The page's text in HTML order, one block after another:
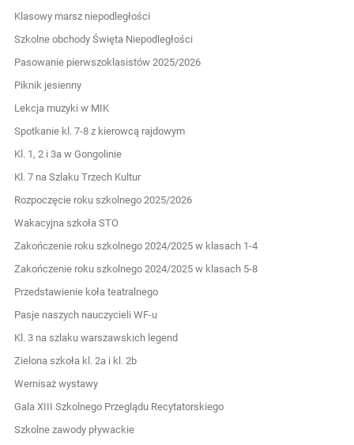
Klasowy marsz niepodległości
Szkolne obchody Święta Niepodległości
Pasowanie pierwszoklasistów 2025/2026
Piknik jesienny
Lekcja muzyki w MIK
Spotkanie kl. 7-8 z kierowcą rajdowym
Kl. 1, 2 i 3a w Gongolinie
Kl. 7 na Szlaku Trzech Kultur
Rozpoczęcie roku szkolnego 2025/2026
Wakacyjna szkoła STO
Zakończenie roku szkolnego 2024/2025 w klasach 1-4
Zakończenie roku szkolnego 2024/2025 w klasach 5-8
Przedstawienie koła teatralnego
Pasje naszych nauczycieli WF-u
Kl. 3 na szlaku warszawskich legend
Zielona szkoła kl. 2a i kl. 2b
Wernisaż wystawy
Gala XIII Szkolnego Przeglądu Recytatorskiego
Szkolne zawody pływackie